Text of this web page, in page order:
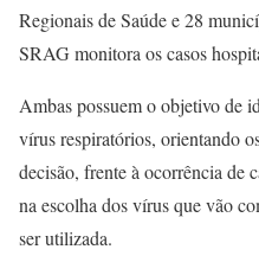
Regionais de Saúde e 28
SRAG monitora os casos
Ambas possuem o objetivo de
vírus respiratórios, orientando
decisão, frente à ocorrência de
na escolha dos vírus que vão
ser utilizada.